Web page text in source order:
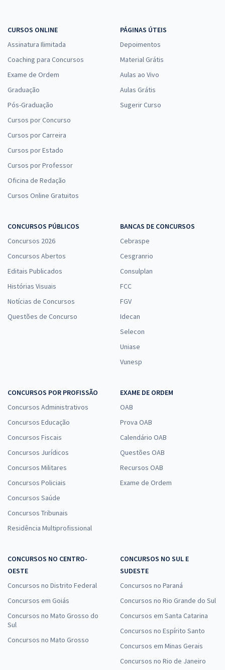
CURSOS ONLINE
Assinatura Ilimitada
Coaching para Concursos
Exame de Ordem
Graduação
Pós-Graduação
Cursos por Concurso
Cursos por Carreira
Cursos por Estado
Cursos por Professor
Oficina de Redação
Cursos Online Gratuitos
PÁGINAS ÚTEIS
Depoimentos
Material Grátis
Aulas ao Vivo
Aulas Grátis
Sugerir Curso
CONCURSOS PÚBLICOS
Concursos 2026
Concursos Abertos
Editais Publicados
Histórias Visuais
Notícias de Concursos
Questões de Concurso
BANCAS DE CONCURSOS
Cebraspe
Cesgranrio
Consulplan
FCC
FGV
Idecan
Selecon
Uniase
Vunesp
CONCURSOS POR PROFISSÃO
Concursos Administrativos
Concursos Educação
Concursos Fiscais
Concursos Jurídicos
Concursos Militares
Concursos Policiais
Concursos Saúde
Concursos Tribunais
Residência Multiprofissional
EXAME DE ORDEM
OAB
Prova OAB
Calendário OAB
Questões OAB
Recursos OAB
Exame de Ordem
CONCURSOS NO CENTRO-
OESTE
Concursos no Distrito Federal
Concursos em Goiás
Concursos no Mato Grosso do
Sul
Concursos no Mato Grosso
CONCURSOS NO SUL E
SUDESTE
Concursos no Paraná
Concursos no Rio Grande do Sul
Concursos em Santa Catarina
Concursos no Espírito Santo
Concursos em Minas Gerais
Concursos no Rio de Janeiro